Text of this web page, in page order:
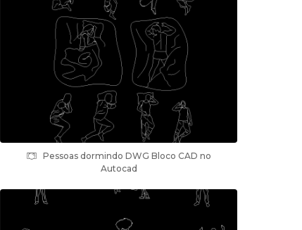
Pessoas dormindo DWG Bloco CAD no
Autocad